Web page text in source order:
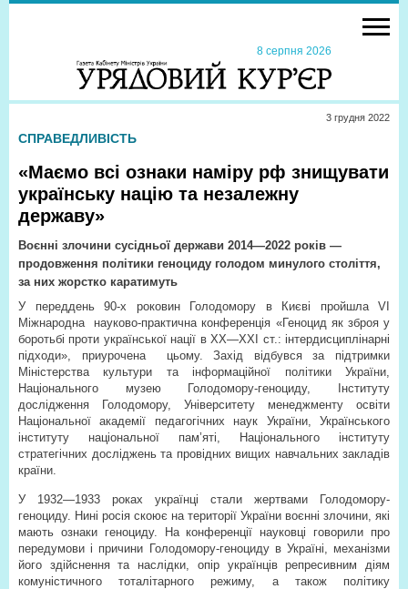
8 серпня 2026
3 грудня 2022
СПРАВЕДЛИВІСТЬ
«Маємо всі ознаки наміру рф знищувати
українську націю та незалежну
державу»
Воєнні злочини сусідньої держави 2014—2022 років —
продовження політики геноциду голодом минулого століття,
за них жорстко каратимуть
У переддень 90-х роковин Голодомору в Києві пройшла VI
Міжнародна
науково-практична конференція «Геноцид як зброя у
боротьбі проти української нації в ХХ—ХХІ ст.: інтердисциплінарні
підходи», приурочена
цьому. Захід відбувся за підтримки
Міністерства культури та інформаційної політики України,
Національного музею Голодомору-геноциду, Інституту
дослідження Голодомору, Університету менеджменту освіти
Національної академії педагогічних наук України, Українського
інституту національної пам’яті, Національного інституту
стратегічних досліджень та провідних вищих навчальних закладів
країни.
У 1932—1933 роках українці стали жертвами Голодомору-
геноциду. Нині росія скоює на території України воєнні злочини, які
мають ознаки геноциду. На конференції науковці говорили про
передумови і причини Голодомору-геноциду в Україні, механізми
його здійснення та наслідки, опір українців репресивним діям
комуністичного тоталітарного режиму, а також політику